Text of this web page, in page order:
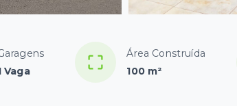
Vaga
Área Construída
100 m²